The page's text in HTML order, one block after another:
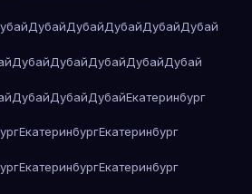
ДубайДубайДубайДубайДубай
ДубайДубайДубайДубайДубай
ДубайДубайДубайЕкатеринбург
ЕкатеринбургЕкатеринбург
ЕкатеринбургЕкатеринбург